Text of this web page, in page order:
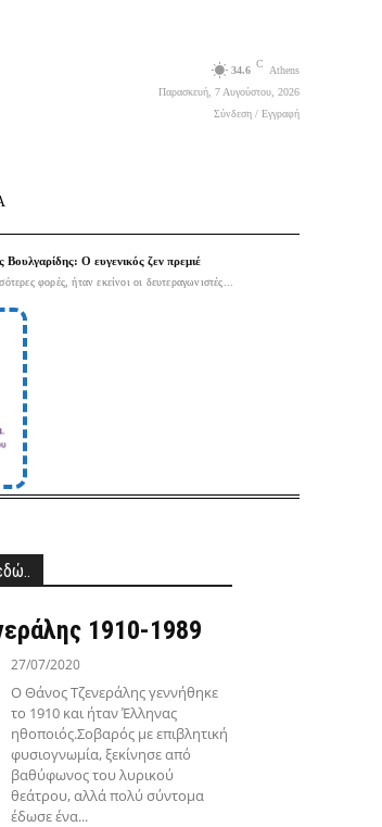
34.6
C
Athens
Παρασκευή, 7 Αυγούστου, 2026
Σύνδεση / Εγγραφή
Βουλγαρίδης: Ο ευγενικός ζεν πρεμιέ
φορές, ήταν εκείνοι οι δευτεραγωνιστές...
1910-1989
27/07/2020
Ο Θάνος Τζενεράλης γεννήθηκε
το 1910 και ήταν Έλληνας
ηθοποιός.Σοβαρός με επιβλητική
φυσιογνωμία, ξεκίνησε από
βαθύφωνος του λυρικού
θεάτρου, αλλά πολύ σύντομα
έδωσε ένα...